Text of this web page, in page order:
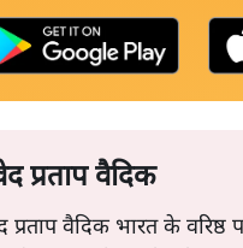
प्रताप वैदिक
प्रताप वैदिक भारत के